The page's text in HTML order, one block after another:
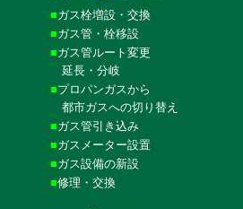
ガス栓増設・交換
ガス管・栓移設
ガス管ルート変更
延長・分岐
プロパンガスから
都市ガスへの切り替え
ガス管引き込み
ガスメーター設置
ガス設備の新設
修理・交換